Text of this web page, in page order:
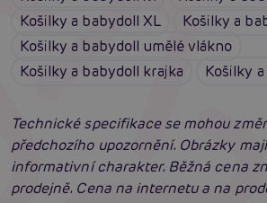
Košilky a babydoll XL
Košilky a
Košilky a babydoll umělé vlákno
Košilky a babydoll krajka
Košilky
Technické specifikace se mohou
předchozího upozornění. Obrázky
informativní charakter. Běžná cena
prodejně. Cena na internetu a na